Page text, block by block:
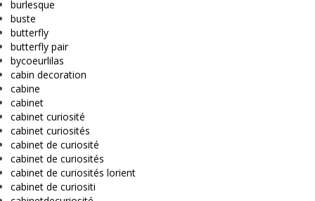
burlesque
buste
butterfly
butterfly pair
bycoeurlilas
cabin decoration
cabine
cabinet
cabinet curiosité
cabinet curiosités
cabinet de curiosité
cabinet de curiosités
cabinet de curiosités lorient
cabinet de curiositi